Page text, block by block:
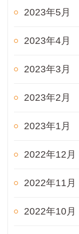
2023年5月
2023年4月
2023年3月
2023年2月
2023年1月
2022年12月
2022年11月
2022年10月